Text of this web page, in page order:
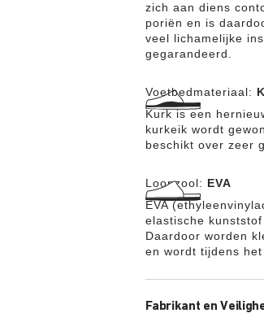
zich aan diens
poriën en is
veel lichamelijke
gegarandeerd.
Voetbedmateriaal:
Kurk is een
kurkeik wordt
beschikt over zeer
Loopzool: EVA
EVA
elastische
Daardoor worden
en wordt tijdens
Fabrikant en